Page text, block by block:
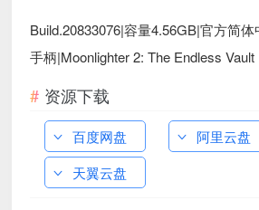
Build.20833076|容量4.56GB|官方简
手柄|Moonlighter 2: The Endless Vault
资源下载
百度网盘
阿里云盘
天翼云盘